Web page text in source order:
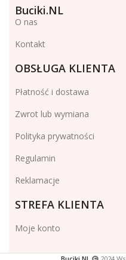
Buciki.NL
O nas
Kontakt
OBSŁUGA KLIENTA
Płatność i dostawa
Zwrot lub wymiana
Polityka prywatności
Regulamin
Reklamacje
STREFA KLIENTA
Moje konto